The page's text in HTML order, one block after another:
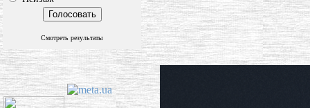
Смотреть результаты